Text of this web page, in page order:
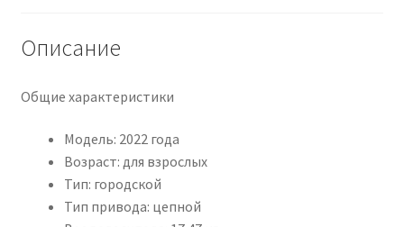
Описание
Общие характеристики
Модель: 2022 года
Возраст: для взрослых
Тип: городской
Тип привода: цепной